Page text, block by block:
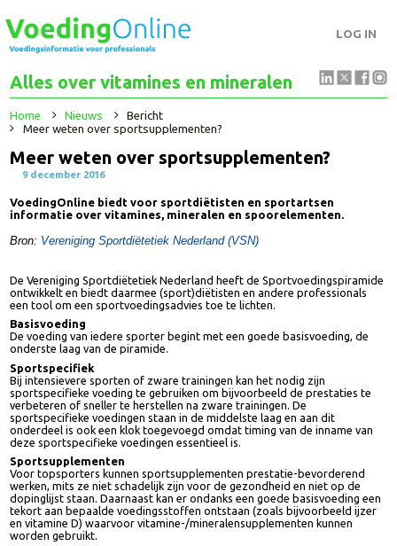
LOG IN
Alles over vitamines en mineralen
Home Nieuws
Bericht
Meer weten over sportsupplementen?
Meer weten over sportsupplementen?
VoedingOnline biedt voor sportdiëtisten en sportartsen
De Vereniging Sportdiëtetiek Nederland heeft de
ontwikkelt en biedt daarmee (sport)diëtisten en andere professionals
een tool om een sportvoedingsadvies toe te lichten.
Basisvoeding
De voeding van iedere sporter begint met een goede basisvoeding, de
onderste laag van de piramide.
Sportspecifiek
Bij intensievere sporten of zware trainingen kan het nodig zijn
sportspecifieke voeding te gebruiken om bijvoorbeeld de prestaties te
verbeteren of sneller te herstellen na zware trainingen. De
sportspecifieke voedingen staan in de middelste laag en aan dit
onderdeel is ook een klok toegevoegd omdat timing van de inname van
deze sportspecifieke voedingen essentieel is.
Sportsupplementen
Voor topsporters kunnen sportsupplementen prestatie-bevorderend
werken, mits ze niet schadelijk zijn voor de gezondheid en niet op de
dopinglijst staan. Daarnaast kan er ondanks een goede basisvoeding
tekort aan bepaalde voedingsstoffen ontstaan (zoals bijvoorbeeld ijzer